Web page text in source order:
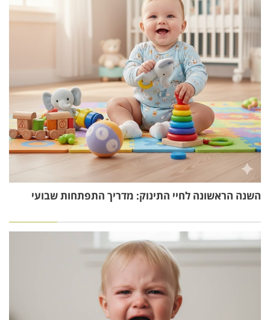
השנה הראשונה לחיי התינוק: מדריך התפתחות שבועי